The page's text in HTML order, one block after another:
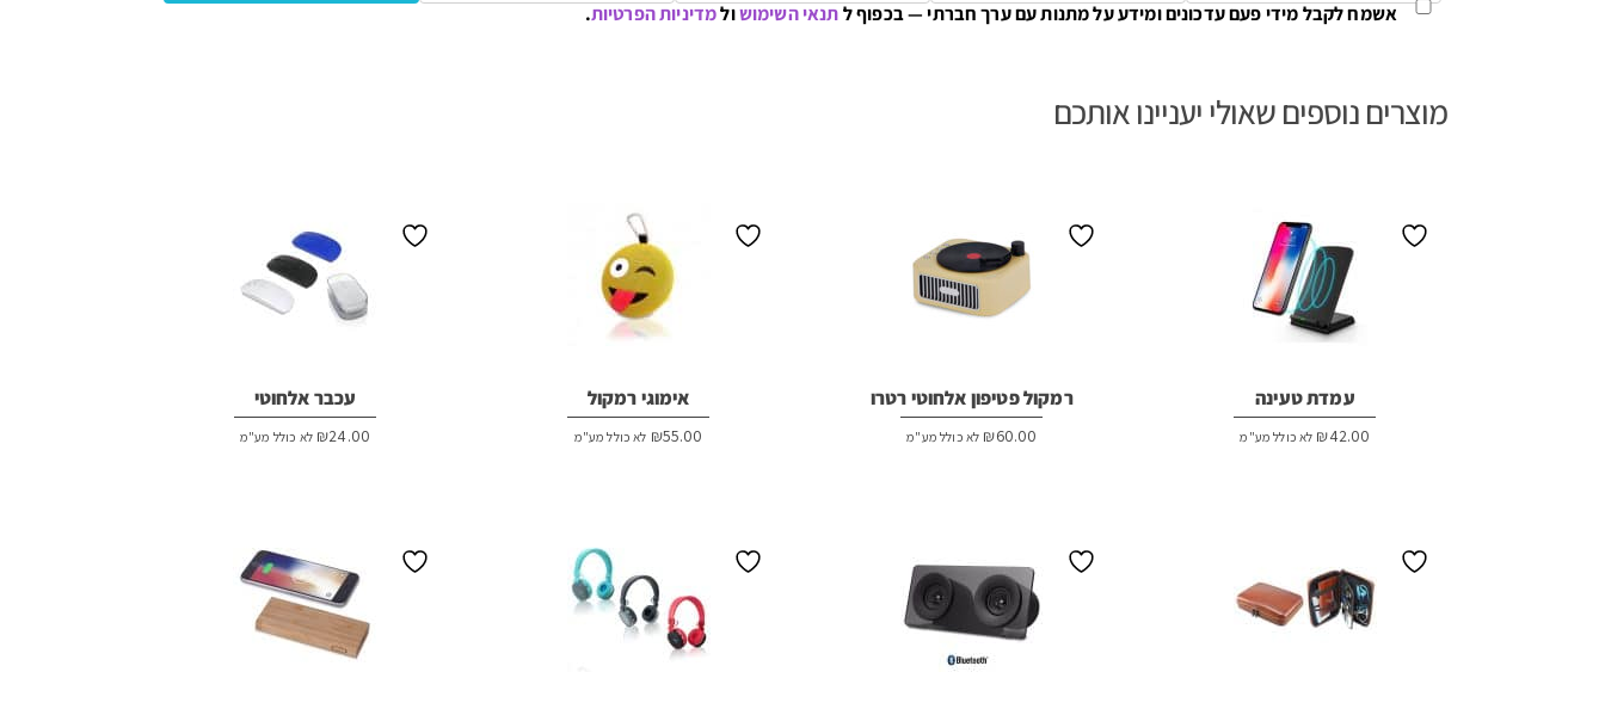
אשמח לקבל מידי פעם עדכונים ומידע על מתנות עם ערך חברתי — בכפוף לתנאי השימושולמדיניות הפרטיות.
מוצרים נוספים שאולי יעניינו אותכם
עמדת טעינה
₪42.00 לא כולל מע"מ
רמקול פטיפון אלחוטי רטרו
₪60.00 לא כולל מע"מ
אימוגי רמקול
₪55.00 לא כולל מע"מ
עכבר אלחוטי
₪24.00 לא כולל מע"מ